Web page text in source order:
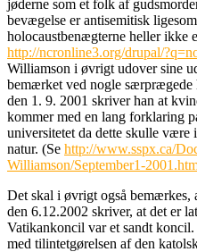
jøderne som et folk af
bevægelse er antisemitisk
holocaustbenægterne heller ikke
http://ncronline3.org/drupal/
Williamson i øvrigt udover sine
bemærket ved nogle
den 1. 9. 2001 skriver han at
kommer med en lang forklaring
universitetet da dette skulle være
natur. (Se http://www.sspx.ca/
Williamson/September1-
Det skal i øvrigt også bemærkes,
den 6.12.2002 skriver, at det er
Vatikankoncil var et sandt
med tilintetgørelsen af den